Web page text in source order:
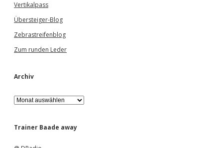
Vertikalpass
Übersteiger-Blog
Zebrastreifenblog
Zum runden Leder
Archiv
A
r
h
Trainer Baade away